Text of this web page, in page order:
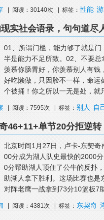
| 阅读：30140次 | 标签：性能
实社会语录，句句道尽
01、所谓门槛，能力够了就是
半是能力不足所致。02、不要
羡慕你肠胃好，你羡慕别人有
好吃懒做，只因脸不一样，命
个被捅！你之所以一无是处，
| 阅读：7595次 | 标签： 别人 自
46+11+单节20分拒逆转
北京时间1月27日，卢卡-东契
00分成为湖人队史最快的2000
0分帮助湖人顶住了公牛的反扑
助湖人拿下胜利。这场比赛也
对阵老鹰一战拿到73分10篮板7
| 阅读：4381次 | 标签： 东契奇